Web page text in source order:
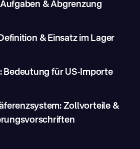
& Abgrenzung
& Einsatz im Lager
Bedeutung für US-Importe
Zollvorteile &